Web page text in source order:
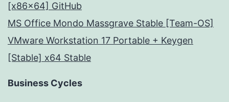
[x86x64] GitHub
MS Office Mondo Massgrave Stable [Team-OS]
VMware Workstation 17 Portable + Keygen
[Stable] x64 Stable
Business Cycles